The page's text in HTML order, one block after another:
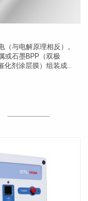
与电解原理相反）。
或石墨BPP（双极
化剂涂层膜）组装成